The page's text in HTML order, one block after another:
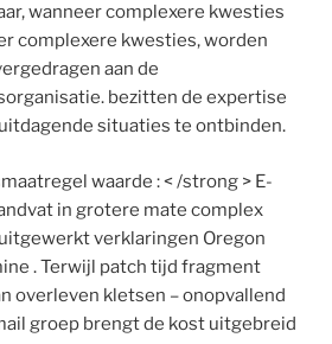
wanneer complexere kwesties
complexere kwesties, worden
aan de
bezitten de expertise
situaties te ontbinden.
waarde : < /strong > E-
in grotere mate complex
verklaringen Oregon
. Terwijl patch tijd fragment
overleven kletsen – onopvallend
groep brengt de kost uitgebreid